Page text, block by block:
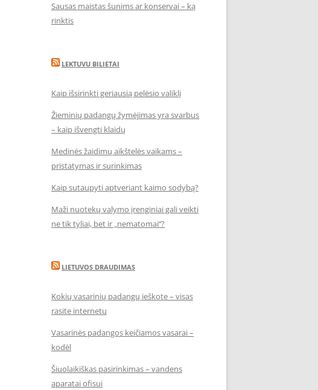
Sausas maistas šunims ar konservai – ką
rinktis
LEKTUVU BILIETAI
Kaip išsirinkti geriausią pelėsio valiklį
Žieminių padangų žymėjimas yra svarbus
– kaip išvengti klaidų
Medinės žaidimų aikštelės vaikams –
pristatymas ir surinkimas
Kaip sutaupyti aptveriant kaimo sodybą?
Maži nuotekų valymo įrenginiai gali veikti
ne tik tyliai, bet ir „nematomai‘‘?
LIETUVOS DRAUDIMAS
Kokių vasarinių padangų ieškote – visas
rasite internetu
Vasarinės padangos keičiamos vasarai –
kodėl
Šiuolaikiškas pasirinkimas – vandens
aparatai ofisui